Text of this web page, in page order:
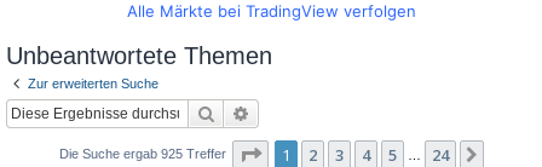
Alle Märkte bei TradingView verfolgen
Unbeantwortete Themen
Zur erweiterten Suche
Suche
Die Suche ergab 925 Treffer Seite 1von 24
1 2 3 4 5 24